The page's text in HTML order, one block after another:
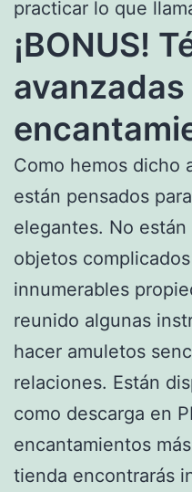
practicar lo que
¡BONUS!
avanzadas
Como hemos dicho
están pensados
elegantes. No
objetos
innumerables
reunido algunas
hacer amuletos
relaciones. Están
como descarga en
encantamientos
tienda encontrarás